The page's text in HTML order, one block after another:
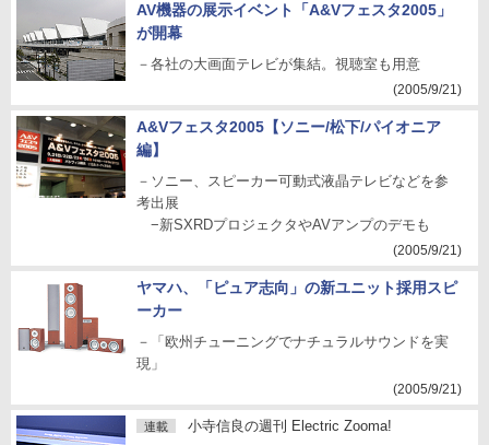
AV機器の展示イベント「A&Vフェスタ2005」
が開幕
－各社の大画面テレビが集結。視聴室も用意
(2005/9/21)
A&Vフェスタ2005【ソニー/松下/パイオニア
編】
－ソニー、スピーカー可動式液晶テレビなどを参
考出展
−新SXRDプロジェクタやAVアンプのデモも
(2005/9/21)
ヤマハ、「ピュア志向」の新ユニット採用スピ
ーカー
－「欧州チューニングでナチュラルサウンドを実
現」
(2005/9/21)
連載 小寺信良の週刊 Electric Zooma!